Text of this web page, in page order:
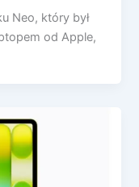
Neo, który był
od Apple,